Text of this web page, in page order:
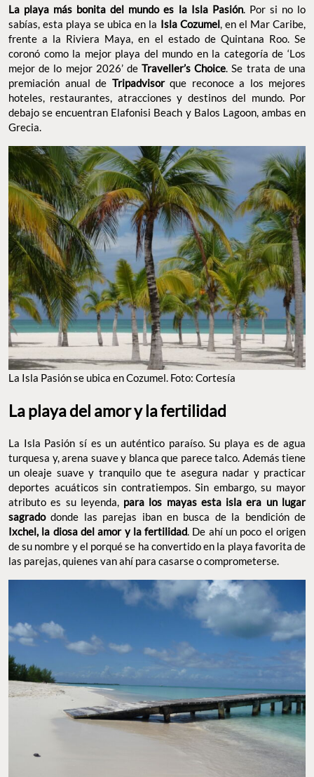
La playa más bonita del mundo es la Isla Pasión. Por si no lo
sabías, esta playa se ubica en la Isla Cozumel, en el Mar Caribe,
frente a la Riviera Maya, en el estado de Quintana Roo. Se
coronó como la mejor playa del mundo en la categoría de ‘Los
mejor de lo mejor 2026’ deTraveller’s Choice . Se trata de una
premiación anual de Tripadvisor que reconoce a los mejores
hoteles, restaurantes, atracciones y destinos del mundo. Por
debajo se encuentran Elafonisi Beach y Balos Lagoon, ambas en
Grecia.
La Isla Pasión se ubica en Cozumel. Foto: Cortesía
La playa del amor y la fertilidad
La Isla Pasión sí es un auténtico paraíso. Su playa es de agua
turquesa y, arena suave y blanca que parece talco. Además tiene
un oleaje suave y tranquilo que te asegura nadar y practicar
deportes acuáticos sin contratiempos. Sin embargo, su mayor
atributo es su leyenda, para los mayas esta isla era un lugar
sagradodonde las parejas iban en busca de la bendición de
Ixchel, la diosa del amor y la fertilidad. De ahí un poco el origen
de su nombre y el porqué se ha convertido en la playa favorita de
las parejas, quienes van ahí para casarse o comprometerse.